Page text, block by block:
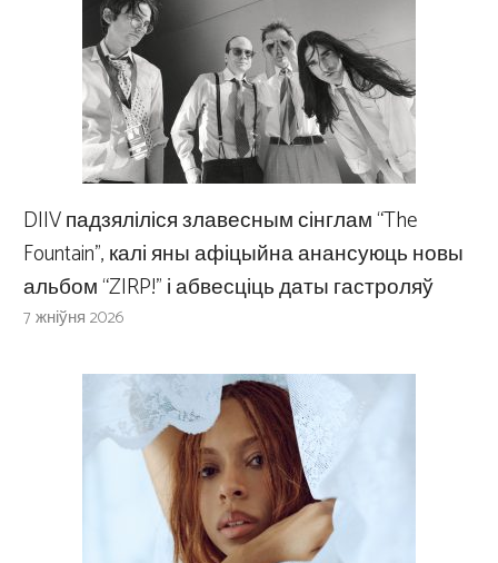
DIIV падзяліліся злавесным сінглам “The
Fountain”, калі яны афіцыйна анансуюць новы
альбом “ZIRP!” і абвесціць даты гастроляў
7 жніўня 2026